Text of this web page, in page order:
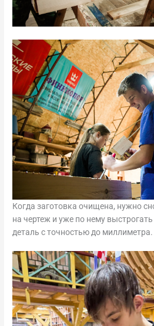
Когда заготовка очищена, нужно
на чертеж и уже по нему
деталь с точностью до миллиметра.